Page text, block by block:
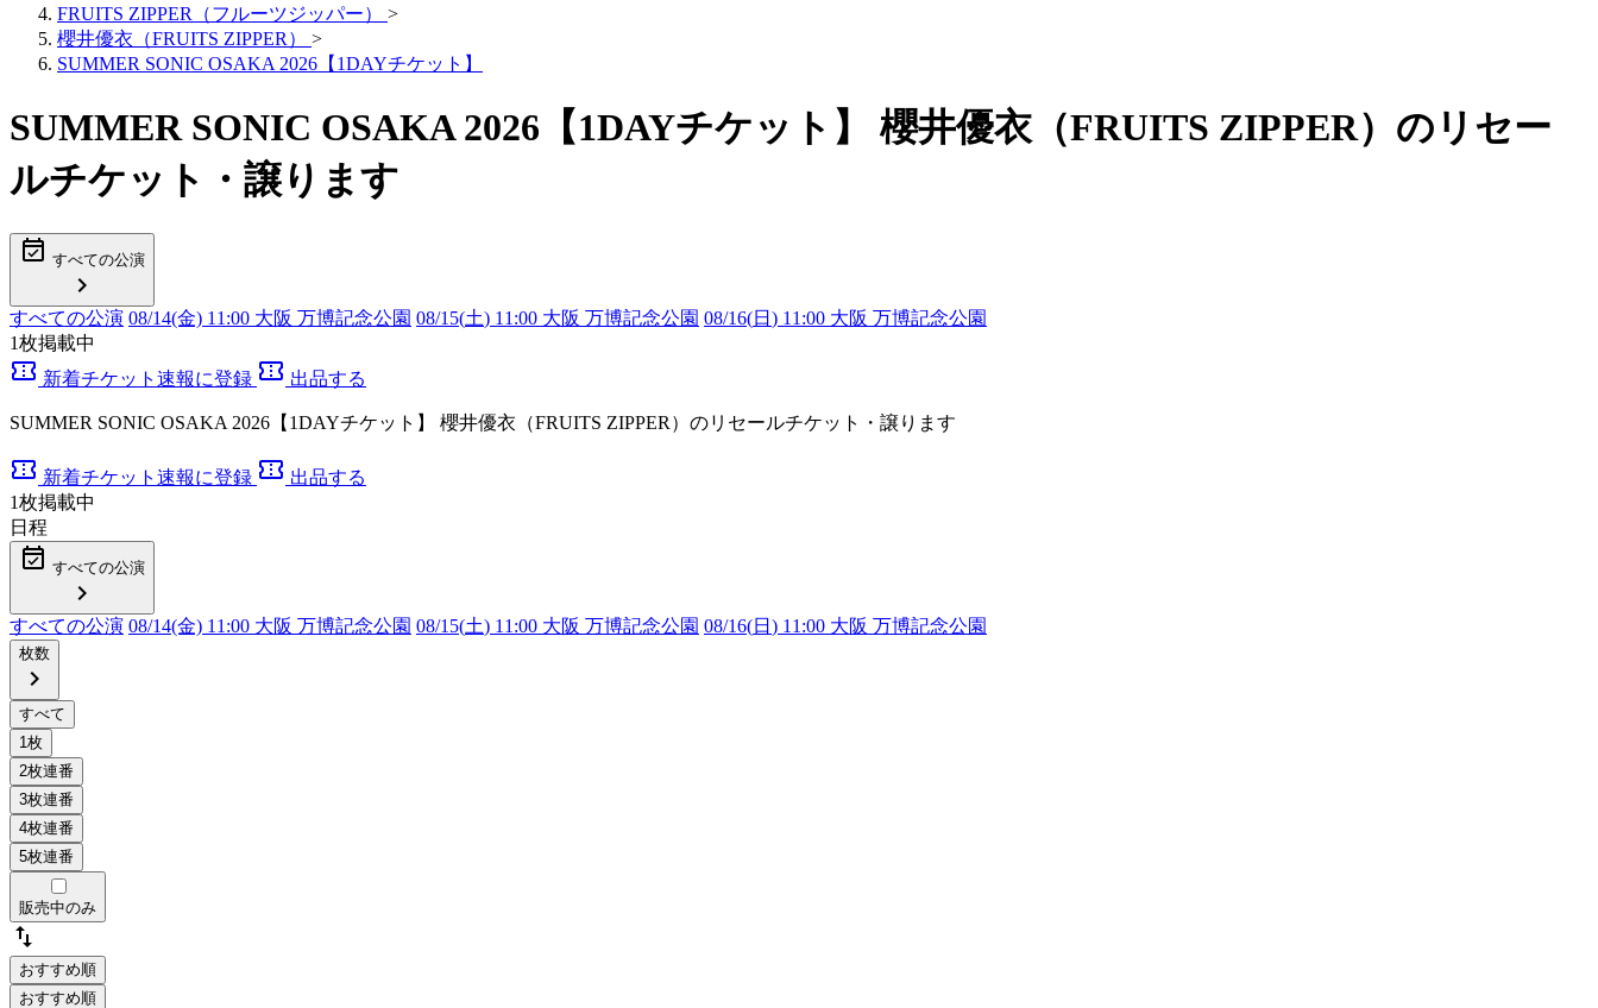
FRUITS ZIPPER（フルーツジッパー）
>
櫻井優衣（FRUITS ZIPPER）
>
SUMMER SONIC OSAKA 2026【1DAYチケット】
SUMMER SONIC OSAKA 2026【1DAYチケット】 櫻井優衣（FRUITS ZIPPER）のリセー
ルチケット・譲ります
event_available すべての公演
chevron_right
すべての公演 08/14(金) 11:00 大阪 万博記念公園 08/15(土) 11:00 大阪 万博記念公園 08/16(日 ) 11:00 大阪 万博記念公園
1枚掲載中
confirmation_number 新着チケット速報に登録 confirmation_number 出品する
SUMMER SONIC OSAKA 2026【1DAYチケット】 櫻井優衣（FRUITS ZIPPER）のリセールチケット・譲ります
confirmation_number 新着チケット速報に登録 confirmation_number 出品する
1枚掲載中
日程
event_available すべての公演
chevron_right
すべての公演 08/14(金) 11:00 大阪 万博記念公園 08/15(土) 11:00 大阪 万博記念公園 08/16(日 ) 11:00 大阪 万博記念公園
枚数
chevron_right
販売中のみ
swap_vert
おすすめ順